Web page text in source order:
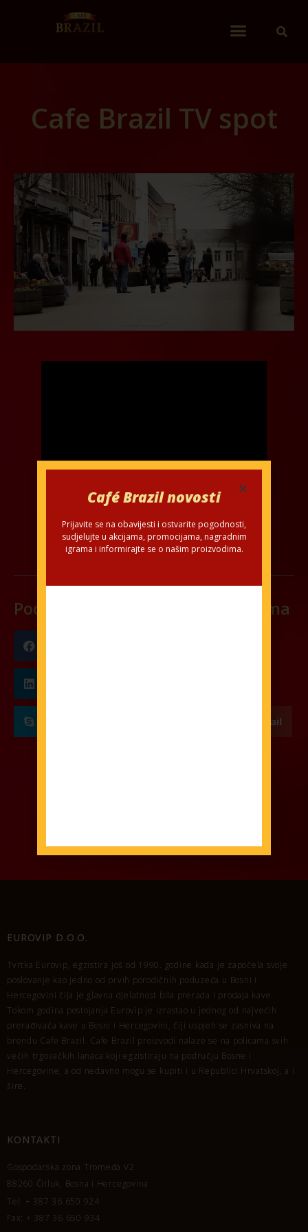
Cafe Brazil TV spot
Podijelite na društvenim mrežama
Email
EUROVIP D.O.O.
Tvrtka Eurovip, egzistira još od 1990. godine kada je započela svoje
poslovanje kao jedno od prvih porodičnih poduzeća u Bosni i
Hercegovini čija je glavna djelatnost bila prerada i prodaja kave.
Tokom godina postojanja Eurovip je izrastao u jednog od najvećih
prerađivača kave u Bosni i Hercegovini, čiji uspjeh se zasniva na
brendu Cafe Brazil. Cafe Brazil proizvodi nalaze se na policama svih
većih trgovačkih lanaca koji egzistiraju na području Bosne i
Hercegovine, a od nedavno mogu se kupiti i u Republici Hrvatskoj, a i
šire.
KONTAKTI
Gospodarska zona Tromeđa V2
88260 Čitluk, Bosna i Hercegovina
Tel: + 387 36 650 924
Fax: + 387 36 650 934
Café Brazil novosti
Prijavite se na obavijesti i ostvarite pogodnosti,
sudjelujte u akcijama, promocijama, nagradnim
igrama i informirajte se o našim proizvodima.